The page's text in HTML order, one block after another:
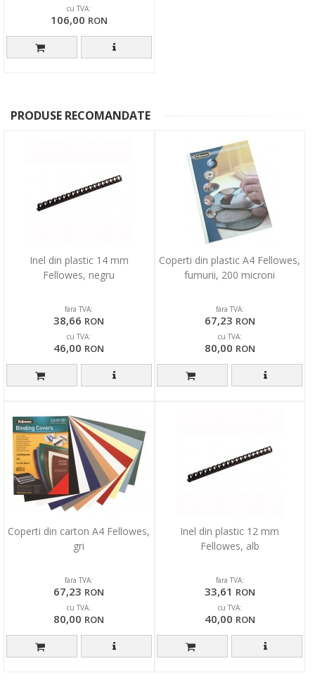
cu TVA:
106,00 RON
PRODUSE RECOMANDATE
Inel din plastic 14 mm
Fellowes, negru
fara TVA:
38,66 RON
cu TVA:
46,00 RON
Coperti din plastic A4 Fellowes,
fumurii, 200 microni
fara TVA:
67,23 RON
cu TVA:
80,00 RON
Coperti din carton A4 Fellowes,
gri
fara TVA:
67,23 RON
cu TVA:
80,00 RON
Inel din plastic 12 mm
Fellowes, alb
fara TVA:
33,61 RON
cu TVA:
40,00 RON